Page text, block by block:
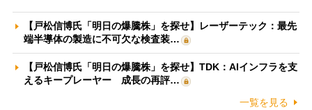
【戸松信博氏「明日の爆騰株」を探せ】レーザーテック：最先
端半導体の製造に不可欠な検査装…
【戸松信博氏「明日の爆騰株」を探せ】TDK：AIインフラを支
えるキープレーヤー 成長の再評…
一覧を見る